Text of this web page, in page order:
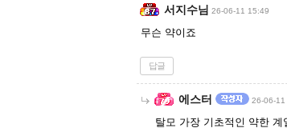
서지수님 26-06-11 15:49
무슨 약이죠
답글
에스터 26-06-11
탈모 가장 기초적인 약한